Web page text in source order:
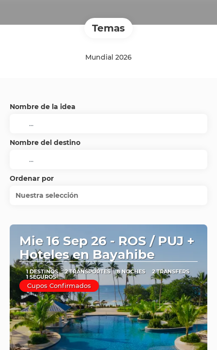
Temas
Mundial 2026
Nombre de la idea
Nombre del destino
Ordenar por
Nuestra selección
Mie 16 Sep 26 - ROS / PUJ +
Hoteles en Bayahibe
1 DESTINOS 2 TRANSPORTES 8 NOCHES 2 TRANSFERS
1 SEGUROS
Cupos Confirmados